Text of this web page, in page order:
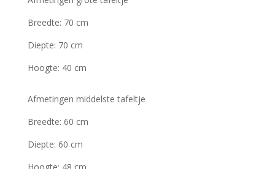
Breedte: 70 cm
Diepte: 70 cm
Hoogte: 40 cm
Afmetingen middelste tafeltje
Breedte: 60 cm
Diepte: 60 cm